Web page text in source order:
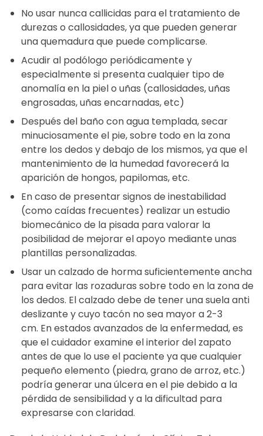
No usar nunca callicidas para el tratamiento de
durezas o callosidades, ya que pueden generar
una quemadura que puede complicarse.
Acudir al podólogo periódicamente y
especialmente si presenta cualquier tipo de
anomalía en la piel o uñas (callosidades, uñas
engrosadas, uñas encarnadas, etc)
Después del baño con agua templada, secar
minuciosamente el pie, sobre todo en la zona
entre los dedos y debajo de los mismos, ya que el
mantenimiento de la humedad favorecerá la
aparición de hongos, papilomas, etc.
En caso de presentar signos de inestabilidad
(como caídas frecuentes) realizar un estudio
biomecánico de la pisada para valorar la
posibilidad de mejorar el apoyo mediante unas
plantillas personalizadas.
Usar un calzado de horma suficientemente ancha
para evitar las rozaduras sobre todo en la zona de
los dedos. El calzado debe de tener una suela anti
deslizante y cuyo tacón no sea mayor a 2-3
cm. En estados avanzados de la enfermedad, es
que el cuidador examine el interior del zapato
antes de que lo use el paciente ya que cualquier
pequeño elemento (piedra, grano de arroz, etc.)
podría generar una úlcera en el pie debido a la
pérdida de sensibilidad y a la dificultad para
expresarse con claridad.